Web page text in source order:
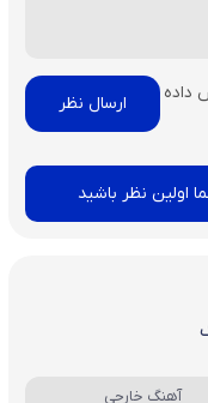
داده
اولین نظر باشید
آهنگ خارجی